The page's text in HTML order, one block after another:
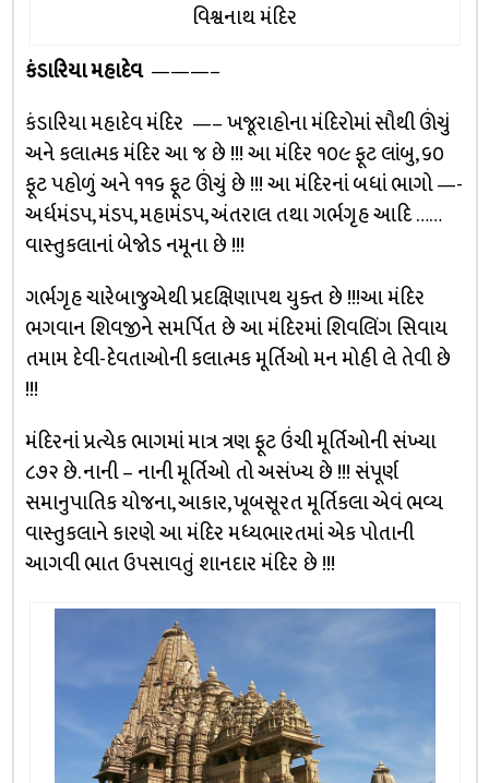
વિશ્વનાથ મંદિર
કંડારિયા મહાદેવ———–
કંડારિયા મહાદેવ મંદિર —– ખજૂરાહોના મંદિરોમાં સૌથી ઊંચું
અને કલાત્મક મંદિર આ જ છે !!! આ મંદિર ૧૦૯ ફૂટ લાંબુ, ૬૦
ફૂટ પહોળું અને ૧૧૬ ફૂટ ઊંચું છે !!! આ મંદિરનાં બધાં ભાગો —-
અર્ધમંડપ, મંડપ, મહામંડપ, અંતરાલ તથા ગર્ભગૃહ આદિ ……
વાસ્તુકલાનાં બેજોડ નમૂના છે !!!
ગર્ભગૃહ ચારેબાજુએથી પ્રદક્ષિણાપથ યુક્ત છે !!!આ મંદિર
ભગવાન શિવજીને સમર્પિત છે આ મંદિરમાં શિવલિંગ સિવાય
તમામ દેવી-દેવતાઓની કલાત્મક મૂર્તિઓ મન મોહી લે તેવી છે
!!!
મંદિરનાં પ્રત્યેક ભાગમાં માત્ર ત્રણ ફૂટ ઉંચી મૂર્તિઓની સંખ્યા
૮૭૨ છે. નાની – નાની મૂર્તિઓ તો અસંખ્ય છે !!! સંપૂર્ણ
સમાનુપાતિક યોજના, આકાર, ખૂબસૂરત મૂર્તિકલા એવં ભવ્ય
વાસ્તુકલાને કારણે આ મંદિર મધ્યભારતમાં એક પોતાની
આગવી ભાત ઉપસાવતું શાનદાર મંદિર છે !!!